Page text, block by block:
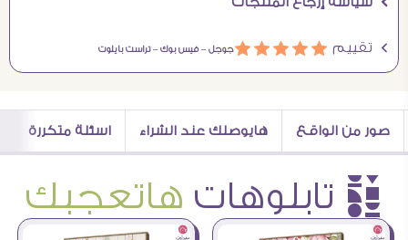
Ö تقييم áááááجوجل –فيس بوك –تراست بايلوت
صور من الواقع هايوصلك عند الشراء اسئلة متكررة
è تابلوهات هاتعجبك